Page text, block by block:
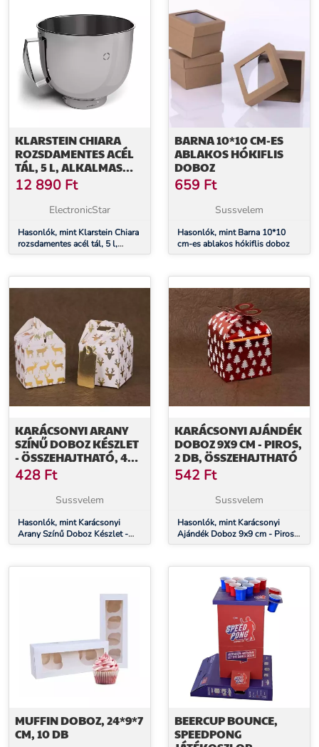
KLARSTEIN CHIARA
ROZSDAMENTES ACÉL
TÁL, 5 L, ALKALMAS
MOSOGATÓGÉPBE,
ERGONOMIKUS
FOGANTYÚ,
ROZSDAMENTES
12 890 Ft
ElectronicStar
Hasonlók, mint Klarstein Chiara
rozsdamentes acél tál, 5 l,
alkalmas mosogatógépbe,
kompatibilis, rozsdamentes
BARNA 10*10 CM-ES
ABLAKOS HÓKIFLIS
DOBOZ
659 Ft
Sussvelem
Hasonlók, mint Barna 10*10
cm-es ablakos hókiflis doboz
KARÁCSONYI ARANY
SZÍNŰ DOBOZ KÉSZLET
- ÖSSZEHAJTHATÓ, 4
DB
428 Ft
Sussvelem
Hasonlók, mint Karácsonyi
Arany Színű Doboz Készlet -
Összehajtható, 4 db
KARÁCSONYI AJÁNDÉK
DOBOZ 9X9 CM - PIROS,
2 DB, ÖSSZEHAJTHATÓ
542 Ft
Sussvelem
Hasonlók, mint Karácsonyi
Ajándék Doboz 9x9 cm - Piros,
2 db, Összehajtható
MUFFIN DOBOZ, 24*9*7
CM, 10 DB
BEERCUP BOUNCE,
SPEEDPONG